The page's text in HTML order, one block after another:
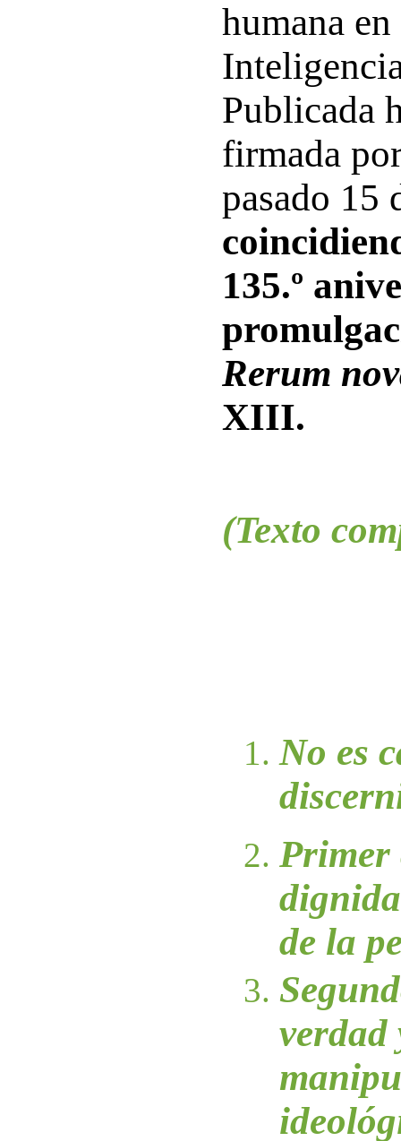
humana
Publicada
firmada
pasado 15
135.º
Rerum
XIII.
(Texto
No es
de la
verdad